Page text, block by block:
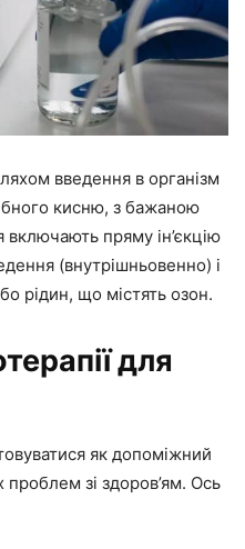
введення в організм
кисню, з бажаною
пряму ін’єкцію
(внутрішньовенно) і
рідин, що містять озон.
для
як допоміжний
проблем зі здоров’ям. Ось